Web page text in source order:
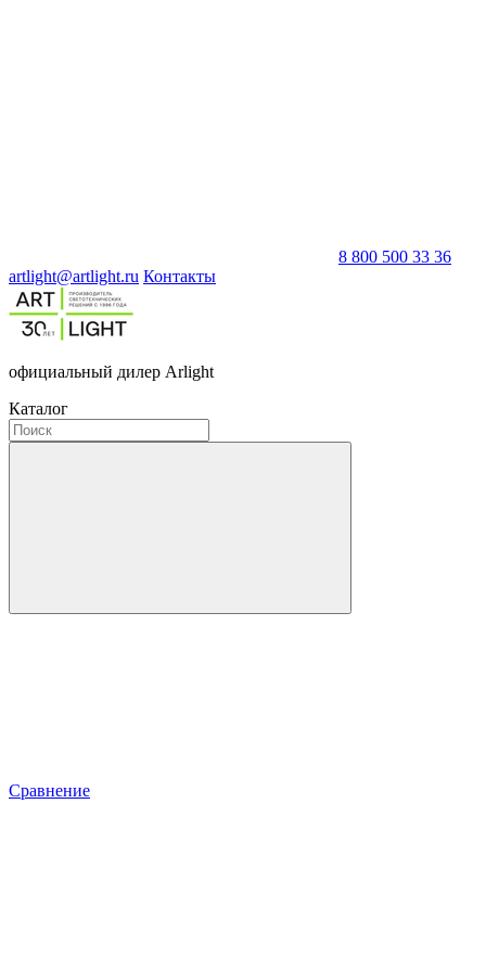
8 800 500 33 36
artlight@artlight.ru Контакты
официальный дилер Arlight
Каталог
Сравнение